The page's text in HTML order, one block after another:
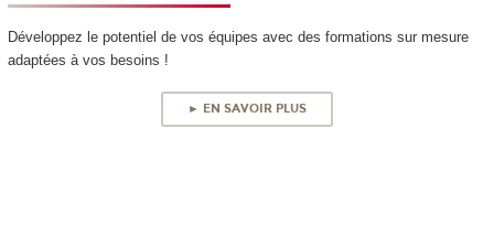
Développez le potentiel de vos équipes avec des formations sur mesure
adaptées à vos besoins !
► EN SAVOIR PLUS